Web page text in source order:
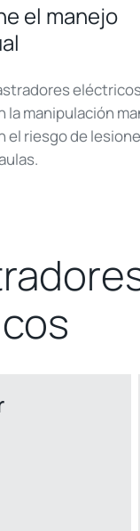
el manejo
la manipulación
el riesgo de